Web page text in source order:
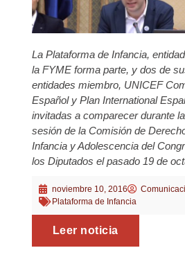
La Plataforma de Infancia,
la FYME forma parte, y dos de
entidades miembro, UNICEF
Español y Plan International
invitadas a comparecer durante
sesión de la Comisión de
Infancia y Adolescencia del
los Diputados el pasado 19 de
noviembre 10, 2016
Plataforma de Infancia
Leer noticia